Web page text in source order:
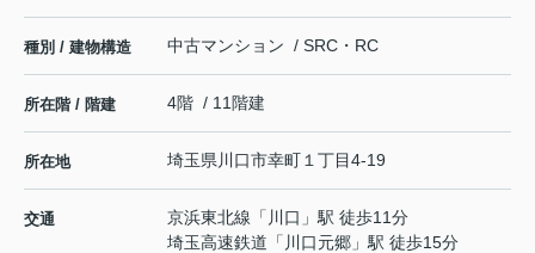
種別 / 建物構造 中古マンション / SRC・RC
所在階 / 階建 4階 / 11階建
所在地 埼玉県 川口市幸町 １丁目4-19
交通 京浜東北線 「 川口 」駅 徒歩11分
埼玉高速鉄道 「 川口元郷 」駅 徒歩15分